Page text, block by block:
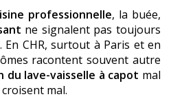
professionnelle, la buée,
ne signalent pas toujours
CHR, surtout à Paris et en
racontent souvent autre
du lave-vaisselle à capot mal
mal.